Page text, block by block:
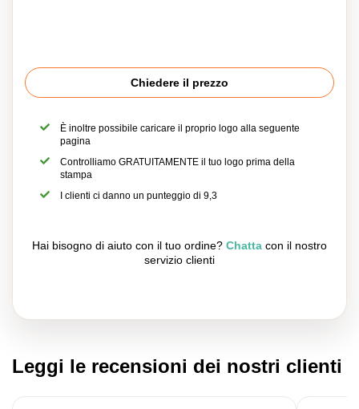
Chiedere il prezzo
È inoltre possibile caricare il proprio logo alla seguente
pagina
Controlliamo GRATUITAMENTE il tuo logo prima della
stampa
I clienti ci danno un punteggio di 9,3
Hai bisogno di aiuto con il tuo ordine? Chatta con il nostro
servizio clienti
Leggi le recensioni dei nostri clienti